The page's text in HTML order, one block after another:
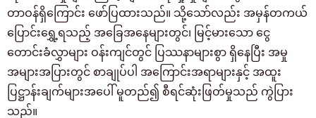
တာဝန်ရှိကြောင်း ဖော်ပြထားသည်။ သို့သော်လည်း အမှန်တကယ်
ပြောင်းရွှေ့ရသည့် အခြေအနေများတွင်၊ မြင့်မားသော ငွေ
တောင်းခံလွှာများ ဝန်းကျင်တွင် ပြဿနာများစွာ ရှိနေပြီး အမှု
အများအပြားတွင် စာချုပ်ပါ အကြောင်းအရာများနှင့် အထူး
ပြဋ္ဌာန်းချက်များအပေါ် မူတည်၍ စီရင်ဆုံးဖြတ်မှုသည် ကွဲပြား
သည်။
အခန်းရှာနေသူများအတွက်
03-6712-4346